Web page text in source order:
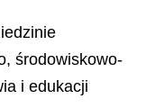
środowiskowo-
i edukacji